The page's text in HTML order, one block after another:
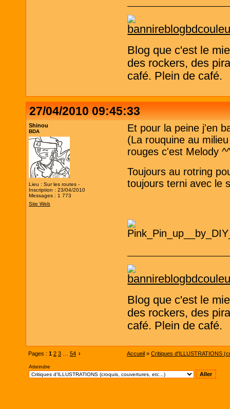
Blog que c'est le
des rockers, des
café. Plein de café.
27/04/2010 09:45:33
Shinou
BDA
Lieu : Sur les routes -
Inscription : 23/04/2010
Messages : 1 773
Site Web
Et pour la peine j'en
(La rouquine au
rouges c'est Melody
Toujours au rotring
toujours terni avec le
Blog que c'est le
des rockers, des
café. Plein de café.
Pages : 1 2 3 54 › Accueil » Critiques d'ILLUSTRATIONS
Atteindre